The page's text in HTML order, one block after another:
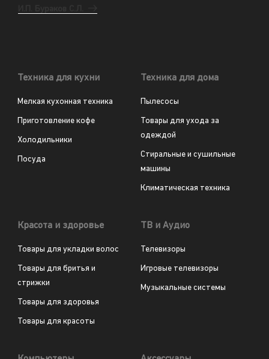
Техника для кухни
Мелкая кухонная техника
Приготовление кофе
Холодильники
Посуда
Техника для дома
Пылесосы
Товары для ухода за
одеждой
Стиральные и сушильные
машины
Климатическая техника
Красота и здоровье
Товары для укладки волос
Товары для бритья и
стрижки
Товары для здоровья
Товары для красоты
ТВ и Аудио
Телевизоры
Игровые телевизоры
Музыкальные системы